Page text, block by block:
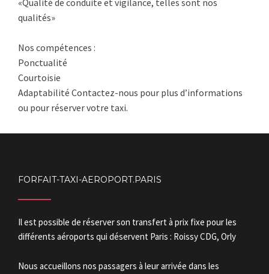
«Qualité de conduite et vigilance, telles sont nos
qualités»
Nos compétences :
Ponctualité
Courtoisie
Adaptabilité Contactez-nous pour plus d’informations
ou pour réserver votre taxi.
FORFAIT-TAXI-AEROPORT.PARIS
Il est possible de réserver son transfert à prix fixe pour les
différents aéroports qui déservent Paris : Roissy CDG, Orly
Nous accueillons nos passagers à leur arrivée dans les